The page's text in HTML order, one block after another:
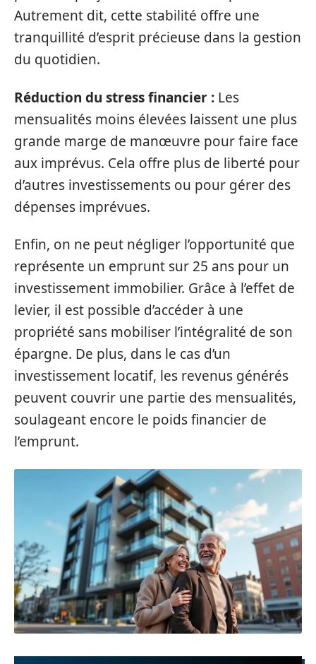
Autrement dit, cette stabilité offre une
tranquillité d’esprit précieuse dans la gestion
du quotidien.
Réduction du stress financier : Les
mensualités moins élevées laissent une plus
grande marge de manœuvre pour faire face
aux imprévus. Cela offre plus de liberté pour
d’autres investissements ou pour gérer des
dépenses imprévues.
Enfin, on ne peut négliger l’opportunité que
représente un emprunt sur 25 ans pour un
investissement immobilier. Grâce à l’effet de
levier, il est possible d’accéder à une
propriété sans mobiliser l’intégralité de son
épargne. De plus, dans le cas d’un
investissement locatif, les revenus générés
peuvent couvrir une partie des mensualités,
soulageant encore le poids financier de
l’emprunt.